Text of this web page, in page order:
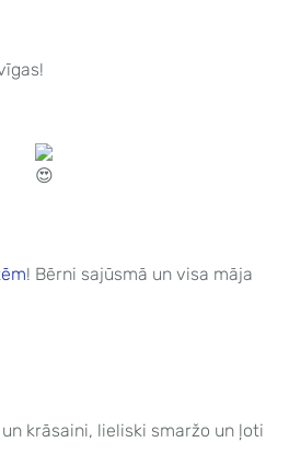
! Bērni sajūsmā un visa māja
krāsaini, lieliski smaržo un ļoti